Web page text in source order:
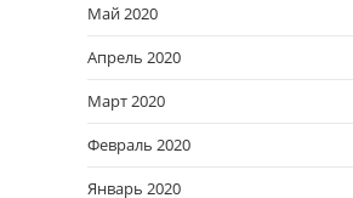
Май 2020
Апрель 2020
Март 2020
Февраль 2020
Январь 2020